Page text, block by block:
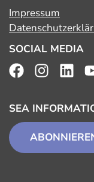
Impressum
SOCIAL MEDIA
SEA